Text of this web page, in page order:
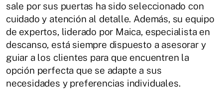
sale por sus puertas ha sido seleccionado con
cuidado y atención al detalle. Además, su equipo
de expertos, liderado por Maica, especialista en
descanso, está siempre dispuesto a asesorar y
guiar a los clientes para que encuentren la
opción perfecta que se adapte a sus
necesidades y preferencias individuales.